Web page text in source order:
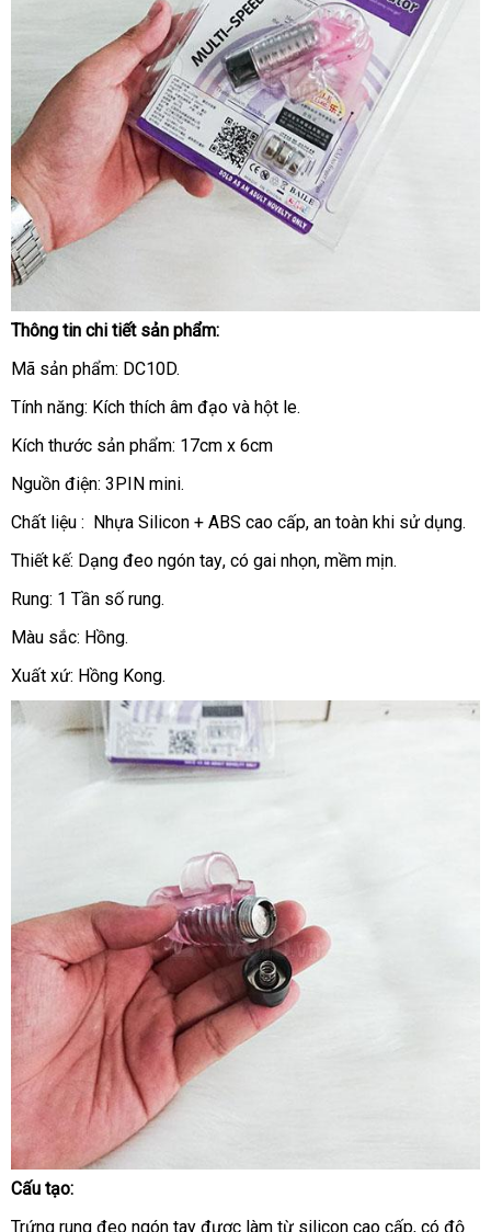
Trứng
Rung
Ngón
Tay
giúp
chị
phụ
sung
sướng
mãn
nhu
cầu
Thông tin chi tiết sản phẩm:
Mã sản phẩm: DC10D.
Tính năng: Kích thích âm đạo nhập
khẩu
và hột le.
Kích thước sản phẩm: 17cm x 6cm
Nguồn điện: 3PIN mini.
Chất liệu : Nhựa Silicon + ABS cao cấphàng
, an toàn khi sử dụng.
Thiết kế: Dạng đeo ngón tayshopee
, có gai nhọnchợ
, mềm mịn.
Rung: 1 Tần số rung.
Màu sắc: Hồng.
Xuất xứ: Hồng Kong.
Trứng
Rung
Cấu tạo:
Trứng rung đeo ngón tay tận
được làm từ silicon cao cấpPháp
, có độ